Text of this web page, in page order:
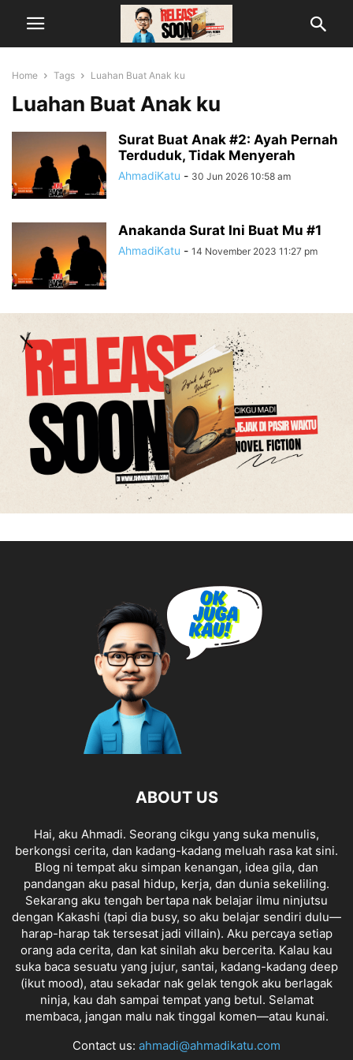
Home Tags Luahan Buat Anak ku
Luahan Buat Anak ku
Surat Buat Anak #2: Ayah Pernah
Terduduk, Tidak Menyerah
AhmadiKatu - 30 Jun 2026 10:58 am
Anakanda Surat Ini Buat Mu #1
AhmadiKatu - 14 November 2023 11:27 pm
ABOUT US
Hai, aku Ahmadi. Seorang cikgu yang suka menulis,
berkongsi cerita, dan kadang-kadang meluah rasa kat sini.
Blog ni tempat aku simpan kenangan, idea gila, dan
pandangan aku pasal hidup, kerja, dan dunia sekeliling.
Sekarang aku tengah bertapa nak belajar ilmu ninjutsu
dengan Kakashi (tapi dia busy, so aku belajar sendiri dulu—
harap-harap tak tersesat jadi villain). Aku percaya setiap
orang ada cerita, dan kat sinilah aku bercerita. Kalau kau
suka baca sesuatu yang jujur, santai, kadang-kadang deep
(ikut mood), atau sekadar nak gelak tengok aku berlagak
ninja, kau dah sampai tempat yang betul. Selamat
membaca, jangan malu nak tinggal komen—atau kunai.
Contact us: ahmadi@ahmadikatu.com